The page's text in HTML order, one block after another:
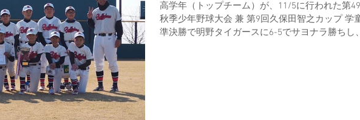
高学年（トップチーム）が、11/5に行われた第
秋季少年野球大会 兼 第9回久保田智之カップ 学
準決勝で明野タイガースに6-5でサヨナラ勝ちし